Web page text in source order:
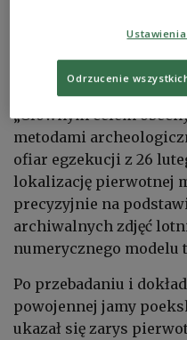
trzy lata po
ekshumacji,
kolejnych 14 mężczyzn.
„Głównym celem
metodami
ofiar egzekucji z 26
lokalizację pierwotnej
precyzyjnie na
archiwalnych zdjęć
numerycznego modelu
Po przebadaniu i
powojennej jamy
ukazał się zarys
Odrzucenie